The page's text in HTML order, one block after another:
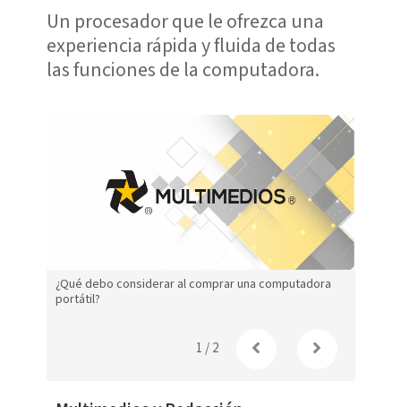
Un procesador que le ofrezca una
experiencia rápida y fluida de todas
las funciones de la computadora.
¿Qué debo considerar al comprar una computadora
portátil?
1/2